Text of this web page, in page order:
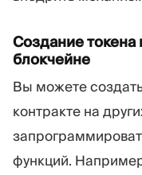
Создание
блокчейне
Вы можете
контракте на
функций.